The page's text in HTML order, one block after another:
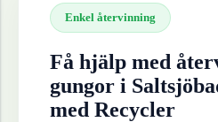
Enkel återvinning
Få hjälp med
gungor i
med Recycler